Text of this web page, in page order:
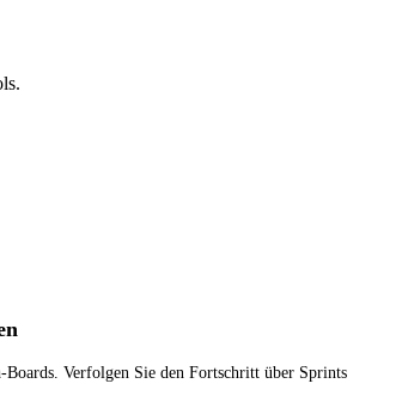
Verfolgen Sie den Fortschritt über Sprints